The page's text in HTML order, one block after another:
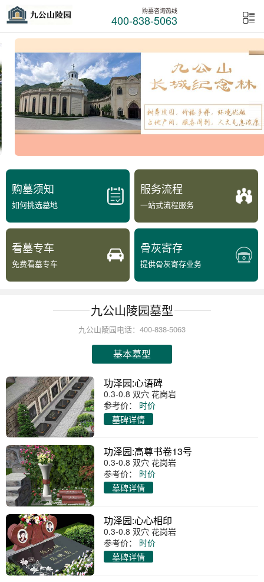
购墓咨询热线
400-838-5063
购墓须知
如何挑选墓地
服务流程
一站式流程服务
看墓专车
免费看墓专车
骨灰寄存
提供骨灰寄存业务
九公山陵园墓型
九公山陵园电话：400-838-5063
基本墓型
功泽园:心语碑
0.3-0.8 双穴 花岗岩
参考价：
时价
墓碑详情
功泽园:高尊书卷13号
0.3-0.8 双穴 花岗岩
参考价：
时价
墓碑详情
功泽园:心心相印
0.3-0.8 双穴 花岗岩
参考价：
时价
墓碑详情